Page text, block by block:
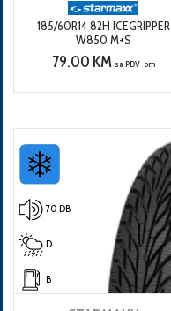
185/60R14 82H ICEGRIPPER
W850 M+S
79.00 KM sa PDV-om
70 DB
D
B